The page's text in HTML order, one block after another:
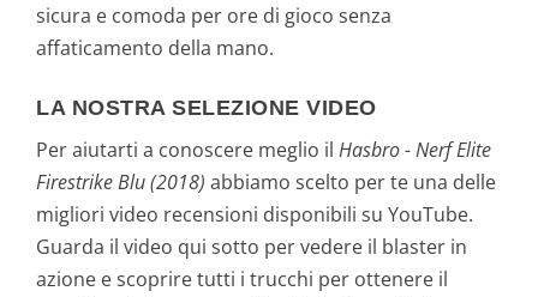
sicura e comoda per ore di gioco senza
affaticamento della mano.
LA NOSTRA SELEZIONE VIDEO
Per aiutarti a conoscere meglio il Hasbro - Nerf Elite
Firestrike Blu (2018) abbiamo scelto per te una delle
migliori video recensioni disponibili su YouTube.
Guarda il video qui sotto per vedere il blaster in
azione e scoprire tutti i trucchi per ottenere il